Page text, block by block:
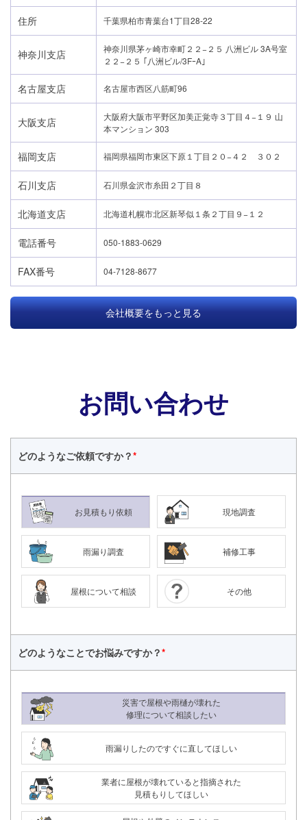
24時間365日対応
050-1883-0629
住所 千葉県柏市青葉台1丁目28-22
神奈川支店
神奈川県茅ヶ崎市幸町２２−２５ 八洲ビル 3A号室
２２−２５ ｢八洲ビル/3FｰA｣
名古屋支店 名古屋市西区八筋町96
大阪支店
大阪府大阪市平野区加美正覚寺３丁目４−１９ 山
本マンション 303
福岡支店 福岡県福岡市東区下原１丁目２０−４２ ３０２
石川支店 石川県金沢市糸田２丁目８
北海道支店 北海道札幌市北区新琴似１条２丁目９−１２
電話番号 050-1883-0629
FAX番号 04-7128-8677
会社概要をもっと見る
お問い合わせ
どのようなご依頼ですか？*
お見積もり依頼 現地調査
雨漏り調査 補修工事
屋根について相談 その他
どのようなことでお悩みですか？*
災害で屋根や雨樋が壊れた
修理について相談したい
雨漏りしたのですぐに直してほしい
業者に屋根が壊れていると指摘された
見積もりしてほしい